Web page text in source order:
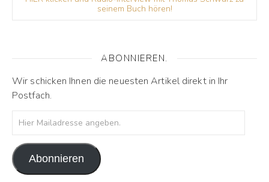
seinem Buch hören!
ABONNIEREN.
Wir schicken Ihnen die neuesten Artikel direkt in Ihr
Postfach.
Hier Mailadresse angeben.
Abonnieren